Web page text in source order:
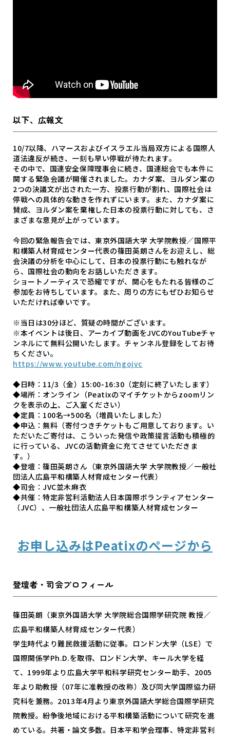
以下、広報文
10/7以降、ハマースおよびイスラエル当局双方による国際人
道法違反が続き、一刻も早い停戦が待たれます。
その中で、国連安全保障理事会に続き、国連総会でも本件に
関する緊急会議が開催されました。カナダ案、ヨルダン案の
2つの決議文が出された一方、投票行動が割れ、国際社会は
停戦への具体的な動きを作れずにいます。また、カナダ案に
賛成、ヨルダン案を棄権した日本の投票行動に対しても、さ
まざまな意見が上がっています。
今回の緊急報告会では、東京外国語大学 大学院教授／国際平
和構築人材育成センター代表の篠田英朗さんをお迎えし、総
会決議の分析を中心にして、日本の投票行動にも触れなが
ら、国際社会の動向をお話しいただきます。
ショートノーティスで恐縮ですが、関心をもたれる皆様のご
参加をお待ちしています。また、周りの方にもぜひお知らせ
いただければ幸いです。
※当日は30分ほど、質疑の時間がございます。
※本イベントは後日、アーカイブ動画をJVCのYouTubeチャ
ンネルにて無料公開いたします。チャンネル登録をしてお待
ちください。
https://www.youtube.com/ngojvc
◆日時：11/3（金）15:00-16:30（定刻に終了いたします）
◆場所：オンライン（Peatixのマイチケットからzoomリン
クを表示の上、ご入室ください）
◆定員：100名→500名（増員いたしました）
◆申込：無料（寄付つきチケットもご用意しております。い
ただいたご寄付は、こういった発信や政策提言活動も積極的
に行っている、JVCの活動資金に充てさせていただきま
す。）
◆登壇：篠田英朗さん（東京外国語大学 大学院教授／一般社
団法人広島平和構築人材育成センター代表）
◆司会：JVC並木麻衣
◆共催：特定非営利活動法人日本国際ボランティアセンター
（JVC）、一般社団法人広島平和構築人材育成センター
お申し込みはPeatixのページから
登壇者・司会プロフィール
篠田英朗（東京外国語大学 大学院総合国際学研究院 教授／
広島平和構築人材育成センター代表）
学生時代より難民救援活動に従事。ロンドン大学（LSE）で
国際関係学Ph.D.を取得、ロンドン大学、キール大学を経
て、1999年より広島大学平和科学研究センター助手、2005
年より助教授（07年に准教授の改称）及び同大学国際協力研
究科を兼務。2013年4月より東京外国語大学総合国際学研究
院教授。紛争後地域における平和構築活動について研究を進
めている。共著・論文多数。日本平和学会理事、特定非営利